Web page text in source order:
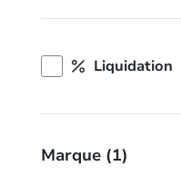
Liquidation
Marque (1)